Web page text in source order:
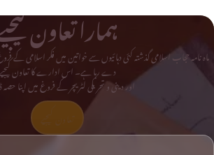
ہمارا تعاون
ماہ نامہ حجاب اسلامی گذشتہ کئی دہائیوں سے خواتین میں فکر اسلامی
دے رہا ہے۔ اس ادارے کا تعاون
اور دینی و تحریکی لٹریچر کے فروغ میں اپنا